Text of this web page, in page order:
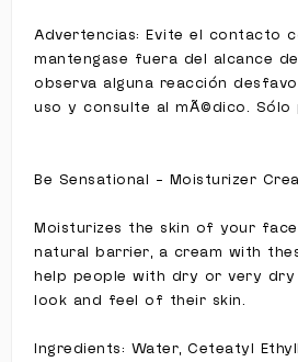
Advertencias: Evite el contacto
mantengase fuera del alcance
observa alguna reacción
uso y consulte al mÃ©dico. Sólo
Be Sensational - Moisturizer
Moisturizes the skin of your
natural barrier, a cream with
help people with dry or very
look and feel of their skin.
Ingredients: Water, Ceteatyl